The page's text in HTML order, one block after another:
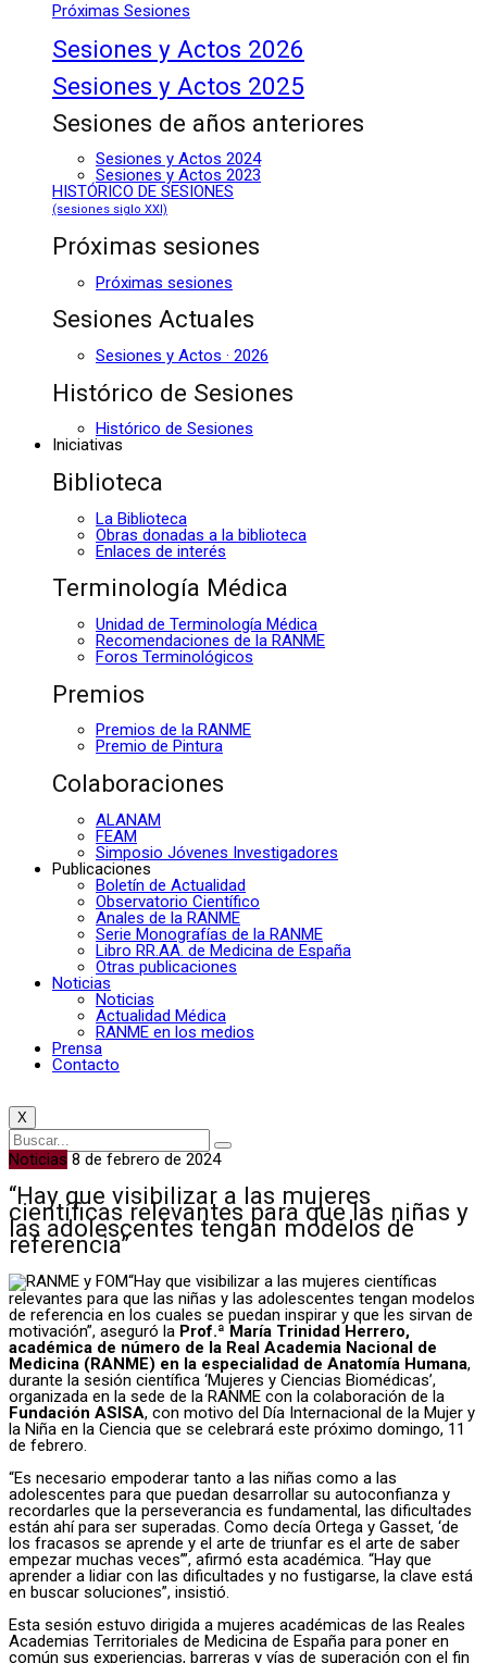
Próximas Sesiones
Sesiones y Actos 2026
Sesiones y Actos 2025
Sesiones de años anteriores
Sesiones y Actos 2024
Sesiones y Actos 2023
HISTÓRICO DE SESIONES
(sesiones siglo XXI)
Próximas sesiones
Próximas sesiones
Sesiones Actuales
Sesiones y Actos · 2026
Histórico de Sesiones
Histórico de Sesiones
Iniciativas
Biblioteca
La Biblioteca
Obras donadas a la biblioteca
Enlaces de interés
Terminología Médica
Unidad de Terminología Médica
Recomendaciones de la RANME
Foros Terminológicos
Premios
Premios de la RANME
Premio de Pintura
Colaboraciones
ALANAM
FEAM
Simposio Jóvenes Investigadores
Publicaciones
Boletín de Actualidad
Observatorio Científico
Anales de la RANME
Serie Monografías de la RANME
Libro RR.AA. de Medicina de España
Otras publicaciones
Noticias
Noticias
Actualidad Médica
RANME en los medios
Prensa
Contacto
X
Noticias 8 de febrero de 2024
“Hay que visibilizar a las mujeres
científicas relevantes para que las niñas y
las adolescentes tengan modelos de
referencia”
“Hay que visibilizar a las mujeres científicas
relevantes para que las niñas y las adolescentes tengan modelos
de referencia en los cuales se puedan inspirar y que les sirvan de
motivación”, aseguró la Prof.ª María Trinidad Herrero,
académica de número de la Real Academia Nacional de
Medicina (RANME) en la especialidad de Anatomía Humana,
durante la sesión científica ‘Mujeres y Ciencias Biomédicas’,
organizada en la sede de la RANME con la colaboración de la
Fundación ASISA, con motivo del Día Internacional de la Mujer y
la Niña en la Ciencia que se celebrará este próximo domingo, 11
de febrero.
“Es necesario empoderar tanto a las niñas como a las
adolescentes para que puedan desarrollar su autoconfianza y
recordarles que la perseverancia es fundamental, las dificultades
están ahí para ser superadas. Como decía Ortega y Gasset, ‘de
los fracasos se aprende y el arte de triunfar es el arte de saber
empezar muchas veces’”, afirmó esta académica. “Hay que
aprender a lidiar con las dificultades y no fustigarse, la clave está
en buscar soluciones”, insistió.
Esta sesión estuvo dirigida a mujeres académicas de las Reales
Academias Territoriales de Medicina de España para poner en
común sus experiencias, barreras y vías de superación con el fin